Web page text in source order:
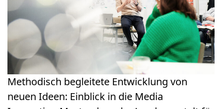
Methodisch begleitete Entwicklung von
neuen Ideen: Einblick in die Media